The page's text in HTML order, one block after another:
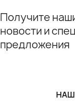
Получите
новости и
предложения